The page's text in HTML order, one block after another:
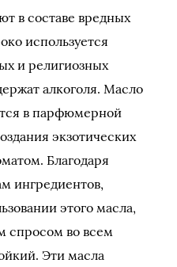
в составе вредных
используется
и религиозных
алкоголя. Масло
в парфюмерной
экзотических
Благодаря
ингредиентов,
этого масла,
спросом во всем
Эти масла